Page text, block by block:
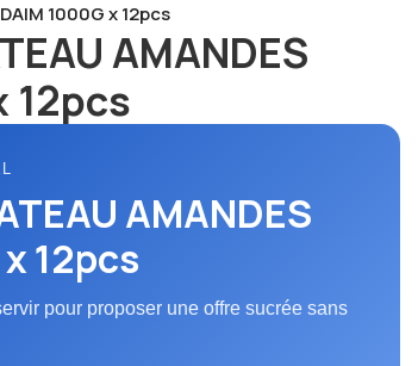
1000G x 12pcs
AMANDES
12pcs
AMANDES
12pcs
pour proposer une offre sucrée sans